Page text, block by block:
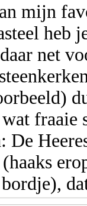
mijn
heb
net
fraaie